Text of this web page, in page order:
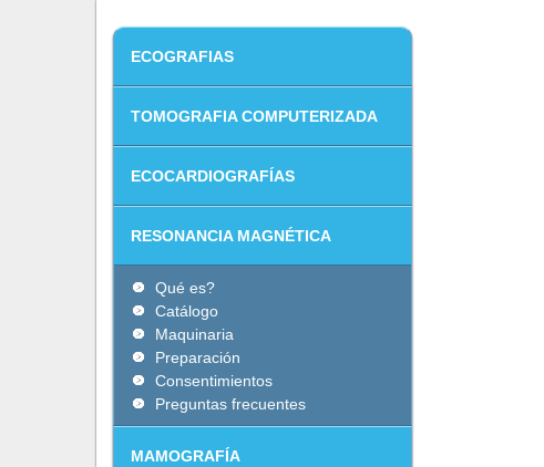
ECOGRAFIAS
TOMOGRAFIA COMPUTERIZADA
ECOCARDIOGRAFÍAS
RESONANCIA MAGNÉTICA
Qué es?
Catálogo
Maquinaria
Preparación
Consentimientos
Preguntas frecuentes
MAMOGRAFÍA